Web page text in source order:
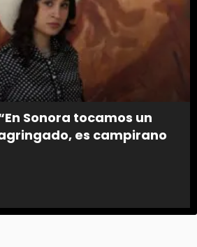
Sonora tocamos un
es campirano